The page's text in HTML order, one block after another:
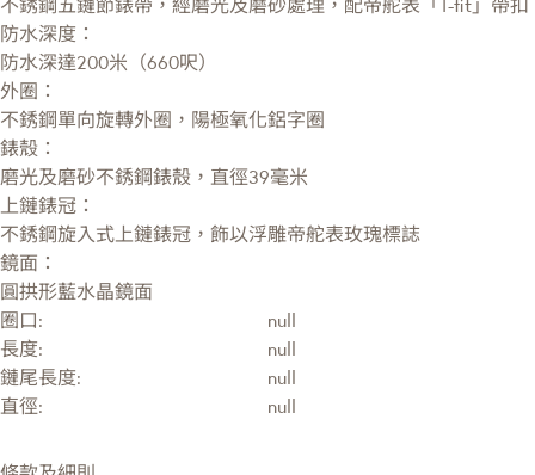
不銹鋼五鏈節錶帶，經磨光及磨砂處理，配帝舵表「T-fit」帶扣
防水深度：
防水深達200米（660呎）
外圈：
不銹鋼單向旋轉外圈，陽極氧化鋁字圈
錶殼：
磨光及磨砂不銹鋼錶殼，直徑39毫米
上鏈錶冠：
不銹鋼旋入式上鏈錶冠，飾以浮雕帝舵表玫瑰標誌
鏡面：
圓拱形藍水晶鏡面
圈口:
null
長度:
null
鏈尾長度:
null
直徑:
null